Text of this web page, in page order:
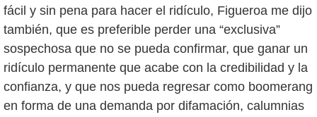
fácil y sin pena para hacer el ridículo, Figueroa me dijo
también, que es preferible perder una “exclusiva”
sospechosa que no se pueda confirmar, que ganar un
ridículo permanente que acabe con la credibilidad y la
confianza, y que nos pueda regresar como boomerang
en forma de una demanda por difamación, calumnias